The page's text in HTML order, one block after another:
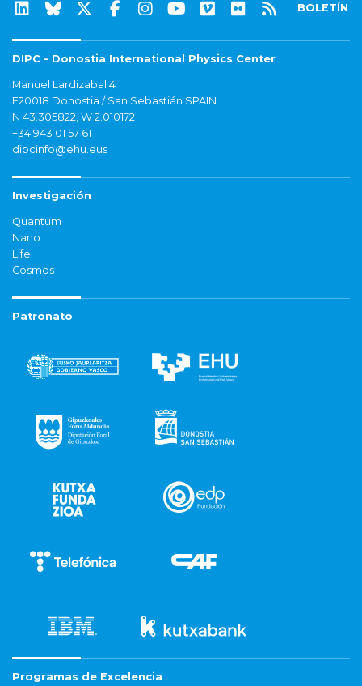
BOLETÍN
DIPC - Donostia International Physics Center
Manuel Lardizabal 4
E20018 Donostia / San Sebastián SPAIN
N 43.305822, W 2.010172
+34 943 01 57 61
dipcinfo@ehu.eus
Investigación
Quantum
Nano
Life
Cosmos
Patronato
Programas de Excelencia